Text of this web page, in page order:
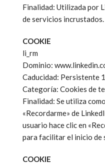
Finalidad: Utilizada por
de servicios incrustados.
COOKIE
li_rm
Dominio:
Caducidad: Persistente
Categoría: Cookies de
Finalidad: Se utiliza
«Recordarme» de
usuario hace clic en
para facilitar el inicio de
COOKIE